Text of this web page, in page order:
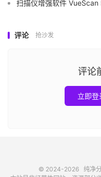
扫描仪增强软件
评论 抢沙发
评论
立即登
© 2024-2026 纯净